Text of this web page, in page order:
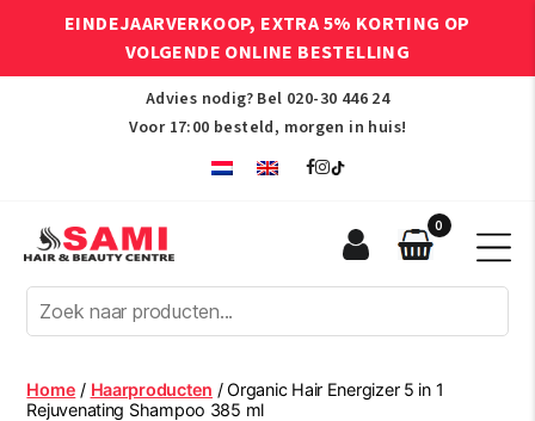
EINDEJAARVERKOOP, EXTRA 5% KORTING OP
VOLGENDE ONLINE BESTELLING
Advies nodig? Bel 020-30 446 24
Voor 17:00 besteld, morgen in huis!
Afro
Hair
Beauty
Centre
0
Home / Haarproducten / Organic Hair Energizer 5 in 1
Rejuvenating Shampoo 385 ml